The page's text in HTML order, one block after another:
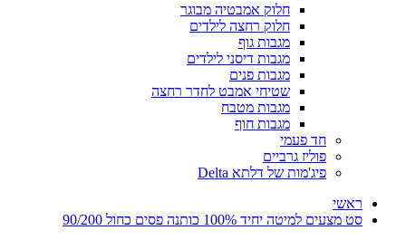
חלוק אמבטיה מבוגר
חלוק רחצה לילדים
מגבות גוף
מגבות דיסני לילדים
מגבות פנים
שטיחי אמבט לחדר רחצה
מגבות מטבח
מגבות חוף
חד פעמי
פוליז גרביים
פיג'מות של דלתא Delta
ראשי
סט מצעים למיטה יחיד 100% כותנה פסים כחול 90/200